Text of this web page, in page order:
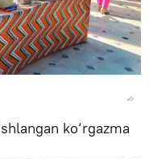
ko‘rgazma